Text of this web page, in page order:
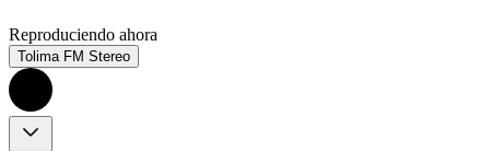
Reproduciendo ahora
Tolima FM Stereo